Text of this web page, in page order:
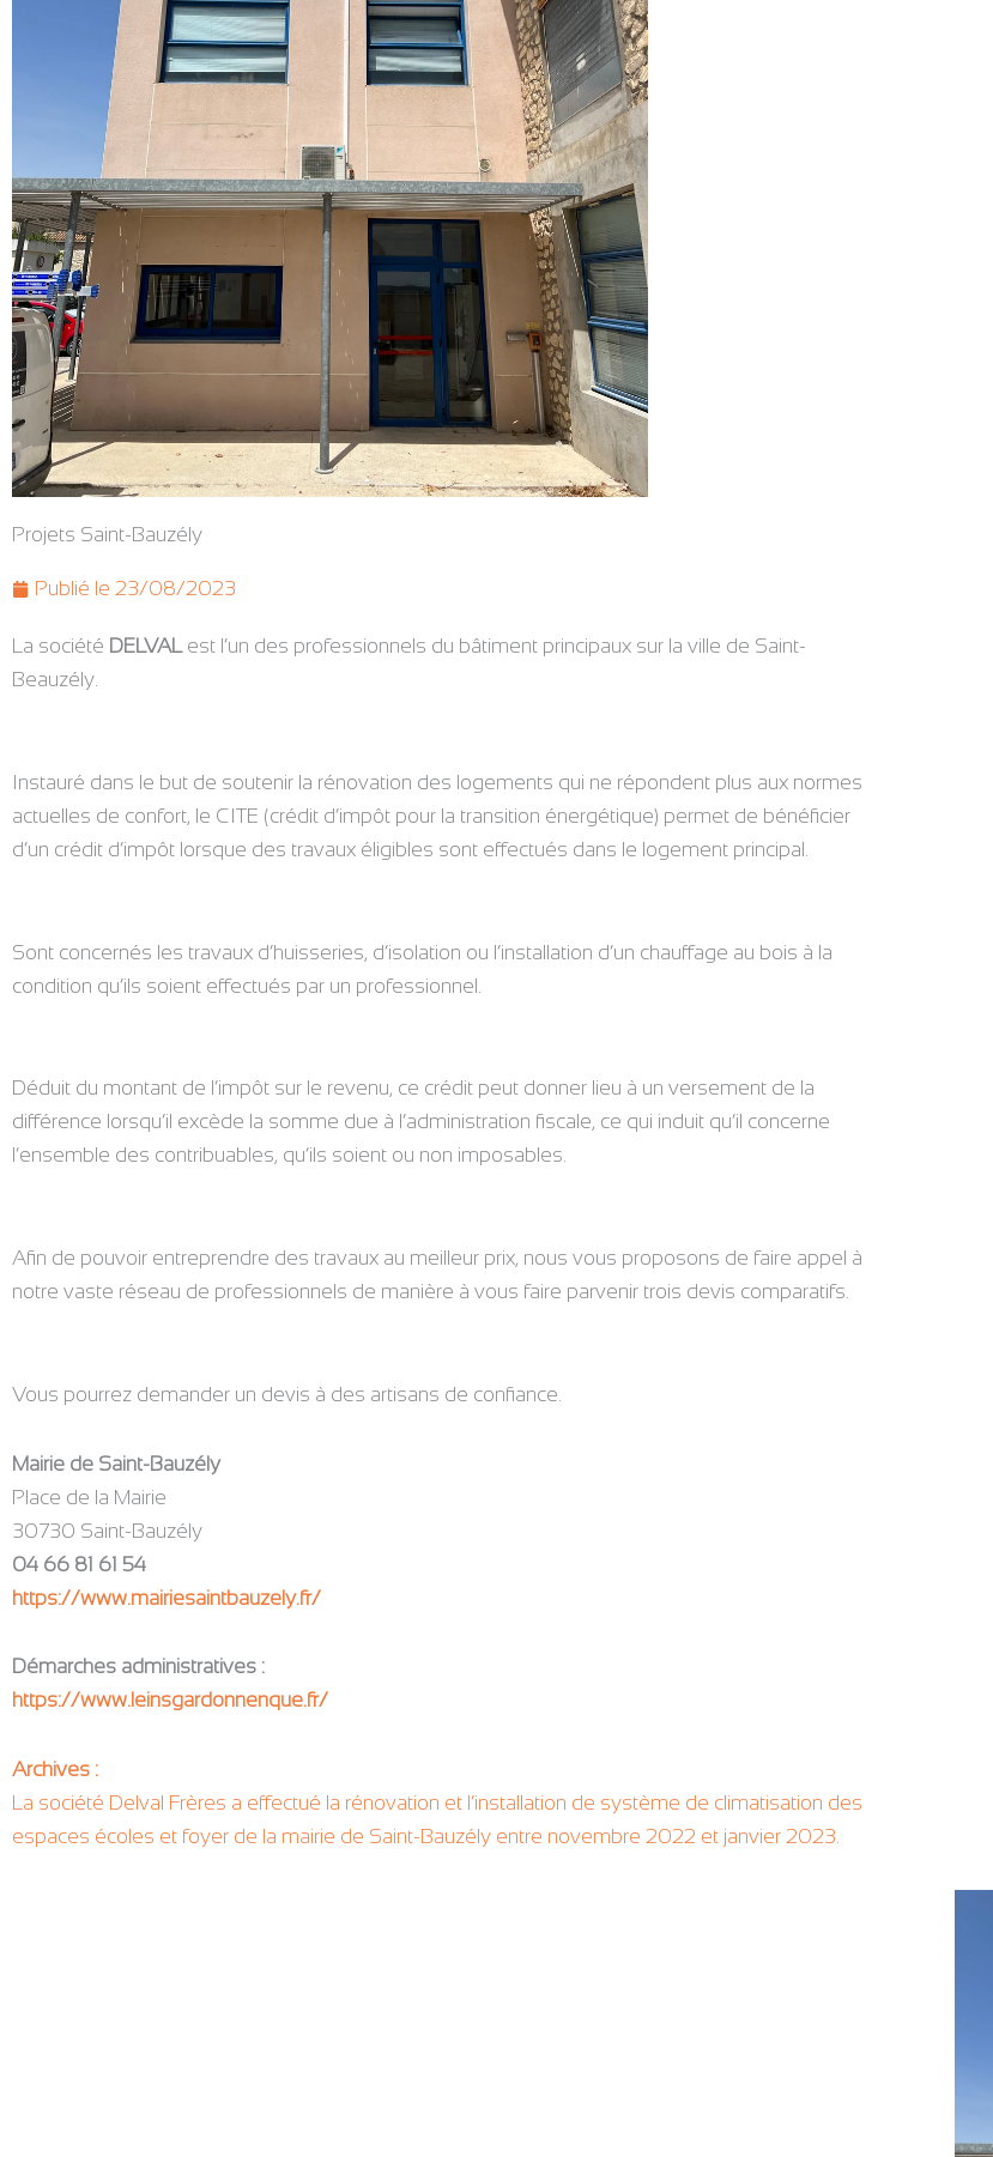
Projets Saint-Bauzély
Publié le 23/08/2023
La société DELVALest l’un des professionnels du bâtiment principaux sur la ville de Saint-
Beauzély.
Instauré dans le but de soutenir la rénovation des logements qui ne répondent plus aux normes
actuelles de confort, le CITE (crédit d’impôt pour la transition énergétique) permet de bénéficier
d’un crédit d’impôt lorsque des travaux éligibles sont effectués dans le logement principal.
Sont concernés les travaux d’huisseries, d’isolation ou l’installation d’un chauffage au bois à la
condition qu’ils soient effectués par un professionnel.
Déduit du montant de l’impôt sur le revenu, ce crédit peut donner lieu à un versement de la
différence lorsqu’il excède la somme due à l’administration fiscale, ce qui induit qu’il concerne
l’ensemble des contribuables, qu’ils soient ou non imposables.
Afin de pouvoir entreprendre des travaux au meilleur prix, nous vous proposons de faire appel à
notre vaste réseau de professionnels de manière à vous faire parvenir trois devis comparatifs.
Vous pourrez demander un devis à des artisans de confiance.
Mairie de Saint-Bauzély
Place de la Mairie
30730 Saint-Bauzély
04 66 81 61 54
https://www.mairiesaintbauzely.fr/
Démarches administratives :
https://www.leinsgardonnenque.fr/
Archives :
La société Delval Frères a effectué la rénovation et l’installation de système de climatisation des
espaces écoles et foyer de la mairie de Saint-Bauzély entre novembre 2022 et janvier 2023.